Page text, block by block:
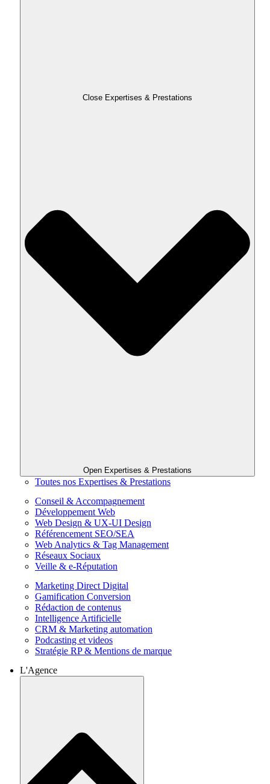
Close Expertises & Prestations
Open Expertises & Prestations
Toutes nos Expertises & Prestations
Conseil & Accompagnement
Développement Web
Web Design & UX-UI Design
Référencement SEO/SEA
Web Analytics & Tag Management
Réseaux Sociaux
Veille & e-Réputation
Marketing Direct Digital
Gamification Conversion
Rédaction de contenus
Intelligence Artificielle
CRM & Marketing automation
Podcasting et videos
Stratégie RP & Mentions de marque
L'Agence